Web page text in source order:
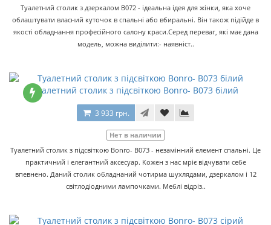
Туалетний столик з дзеркалом B072 - ідеальна ідея для жінки, яка хоче
облаштувати власний куточок в спальні або вбиральні. Він також підійде в
якості обладнання професійного салону краси.Серед переваг, які має дана
модель, можна виділити:- наявніст..
Туалетний столик з підсвіткою Bonro- B073 білий
3 933 грн.
Нет в наличии
Туалетний столик з підсвіткою Bonro- B073 - незамінний елемент спальні. Це
практичний і елегантний аксесуар. Кожен з нас мріє відчувати себе
впевнено. Даний столик обладнаний чотирма шухлядами, дзеркалом і 12
світлодіодними лампочками. Меблі відріз..